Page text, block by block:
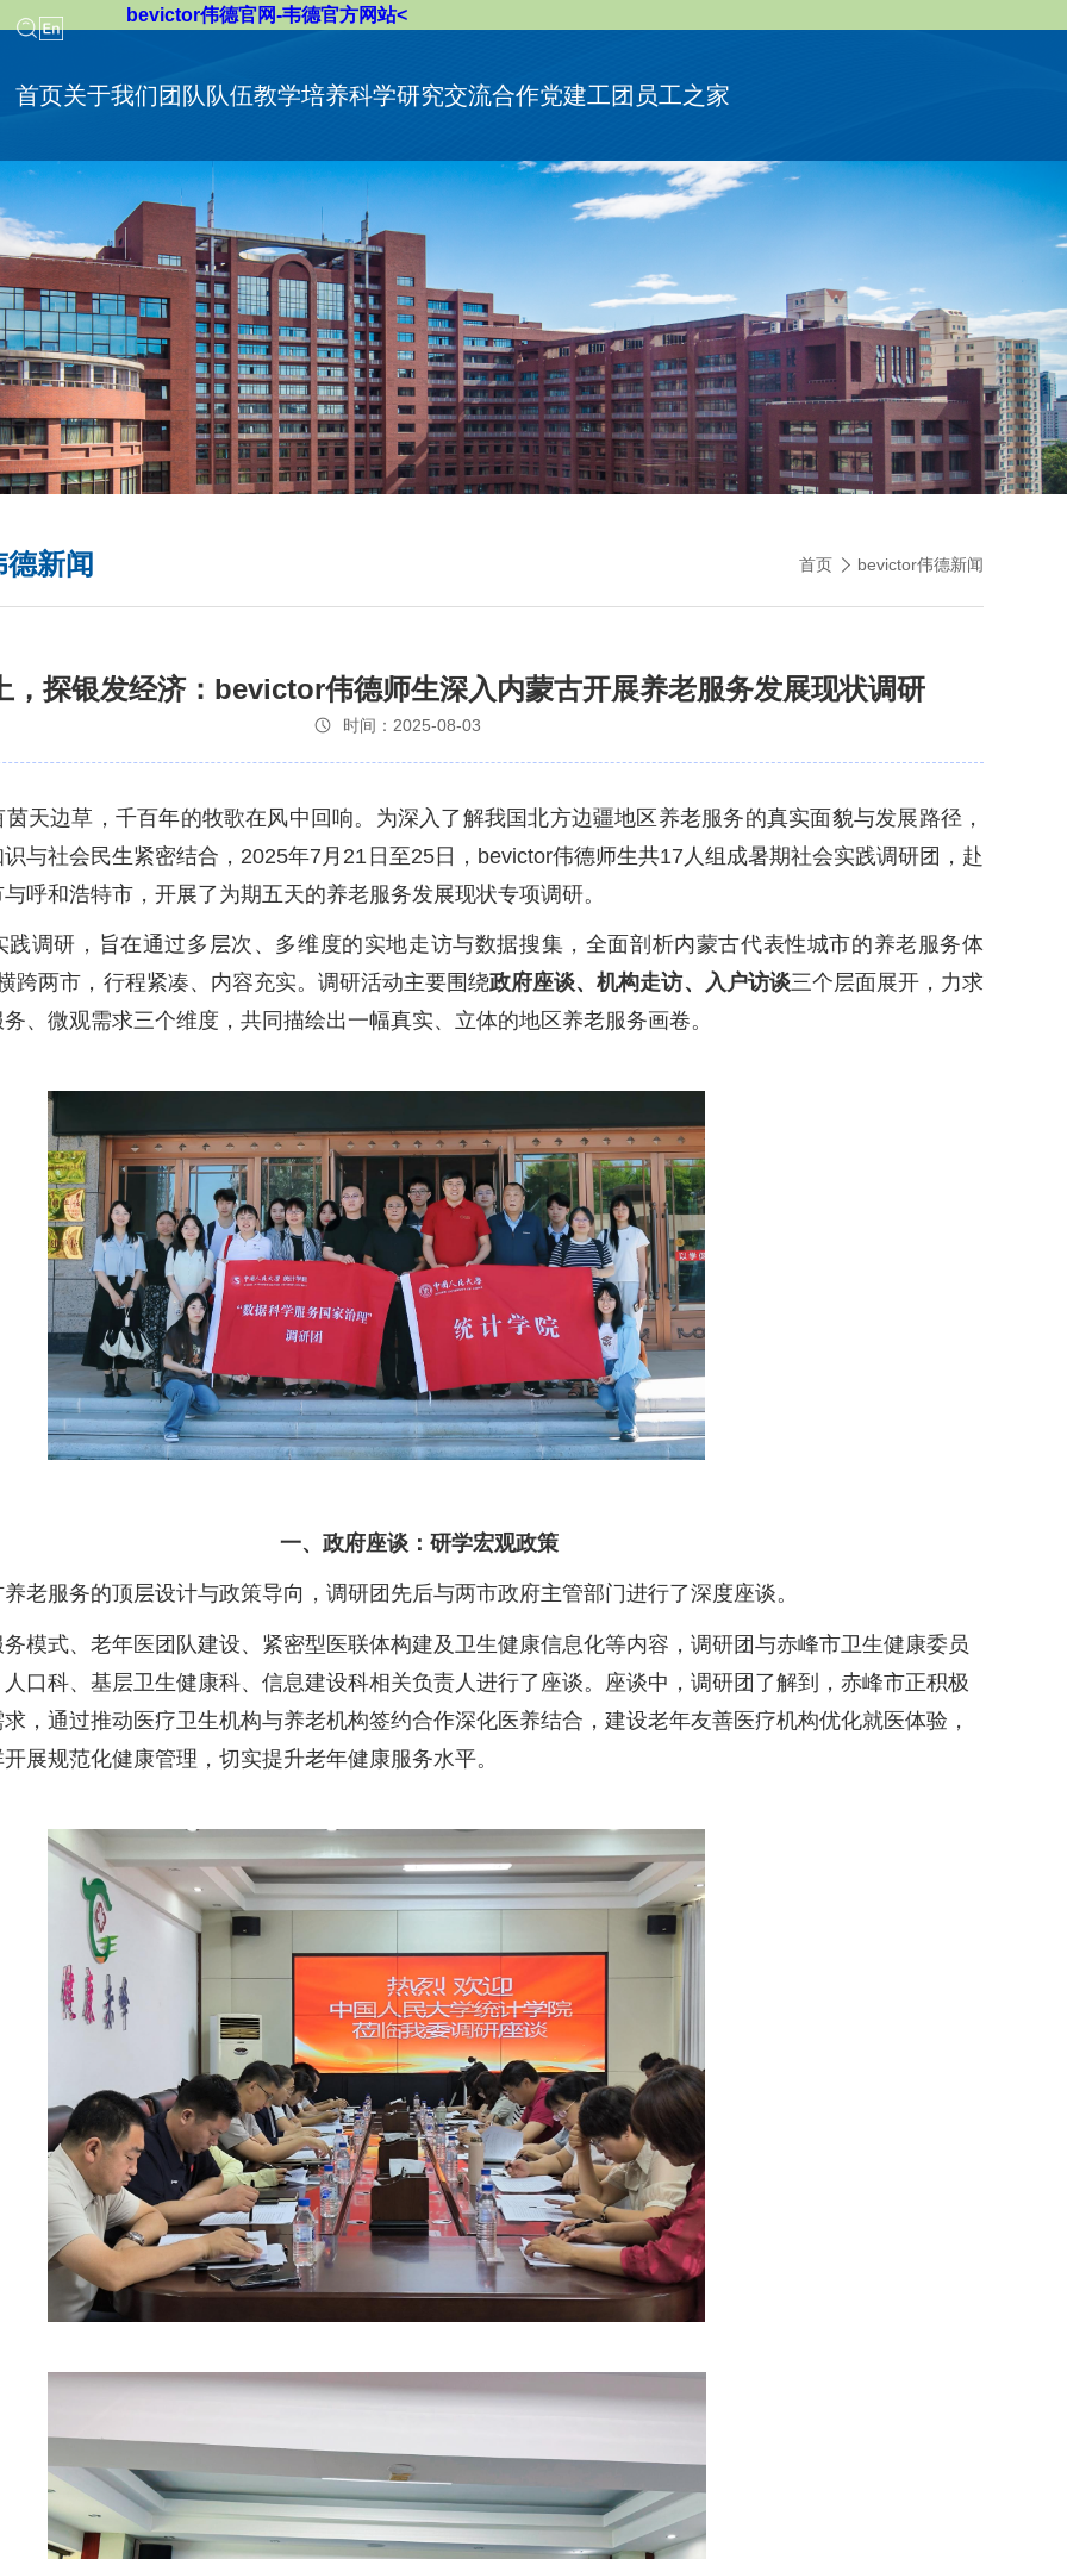
bevictor伟德官网-韦德官方网站<
首页关于我们 团队队伍教学培养科学研究交流合作党建工团 员工之家
新闻 首页 bevictor伟德新闻
，探银发经济：bevictor伟德师生深入内蒙古开展养老服务发展现状调研
时间：2025-08-03
天边草，千百年的牧歌在风中回响。为深入了解我国北方边疆地区养老服务的真实面貌与发展路径，
与社会民生紧密结合，2025年7月21日至25日，bevictor伟德师生共17人组成暑期社会实践调研团，赴
呼和浩特市，开展了为期五天的养老服务发展现状专项调研。
践调研，旨在通过多层次、多维度的实地走访与数据搜集，全面剖析内蒙古代表性城市的养老服务体
跨两市，行程紧凑、内容充实。调研活动主要围绕政府座谈、机构走访、入户访谈三个层面展开，力求
、微观需求三个维度，共同描绘出一幅真实、立体的地区养老服务画卷。
一、政府座谈：研学宏观政策
老服务的顶层设计与政策导向，调研团先后与两市政府主管部门进行了深度座谈。
模式、老年医团队建设、紧密型医联体构建及卫生健康信息化等内容，调研团与赤峰市卫生健康委员
口科、基层卫生健康科、信息建设科相关负责人进行了座谈。座谈中，调研团了解到，赤峰市正积极
，通过推动医疗卫生机构与养老机构签约合作深化医养结合，建设老年友善医疗机构优化就医体验，
展规范化健康管理，切实提升老年健康服务水平。